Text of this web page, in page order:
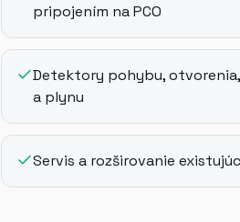
pripojením na PCO
Detektory pohybu,
a plynu
Servis a rozširovanie